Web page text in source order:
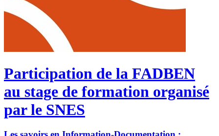
Participation de la FADBEN
au stage de formation organisé
par le SNES